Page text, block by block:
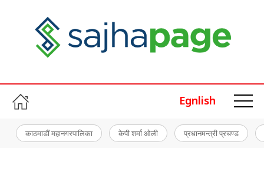
Egnlish
काठमाडौं महानगरपालिका केपी शर्मा ओली प्रधानमन्त्री प्रचण्ड